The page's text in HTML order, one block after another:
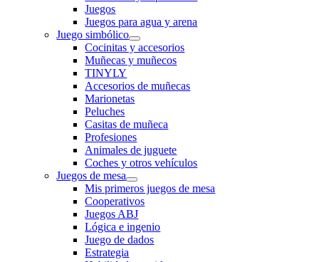
Juegos
Juegos para agua y arena
Juego simbólico
Cocinitas y accesorios
Muñecas y muñecos
TINYLY
Accesorios de muñecas
Marionetas
Peluches
Casitas de muñeca
Profesiones
Animales de juguete
Coches y otros vehículos
Juegos de mesa
Mis primeros juegos de mesa
Cooperativos
Juegos ABJ
Lógica e ingenio
Juego de dados
Estrategia